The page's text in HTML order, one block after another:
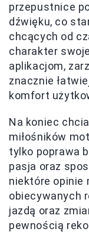
przepustnice
dźwięku, co
chcących od
charakter
aplikacjom,
znacznie
komfort
Na koniec
miłośników
tylko poprawa
pasja oraz
niektóre opinie
obiecywanych
jazdą oraz
pewnością